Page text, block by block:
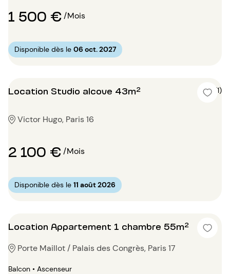
1 500 €/Mois
Disponible dès le 06 oct. 2027
Location Studio alcove 43m² 5 (1)
Victor Hugo, Paris 16
2 100 €/Mois
Disponible dès le 11 août 2026
Location Appartement 1 chambre 55m²
Porte Maillot / Palais des Congrès, Paris 17
Balcon • Ascenseur